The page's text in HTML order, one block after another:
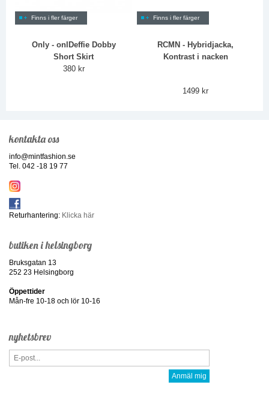
Finns i fler färger
Only - onlDeffie Dobby
Short Skirt
380 kr
Finns i fler färger
RCMN - Hybridjacka,
Kontrast i nacken
1499 kr
kontakta oss
info@mintfashion.se
Tel. 042 -18 19 77
Returhantering: Klicka här
butiken i helsingborg
Bruksgatan 13
252 23 Helsingborg
Öppettider
Mån-fre 10-18 och lör 10-16
nyhetsbrev
Anmäl mig